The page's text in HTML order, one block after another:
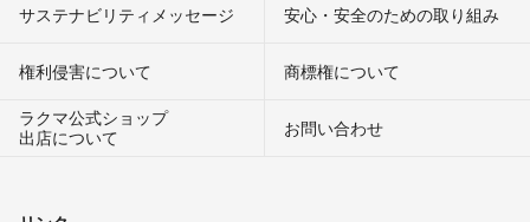
サステナビリティメッセージ 安心・安全のための取り組み
権利侵害について
商標権について
ラクマ公式ショップ
出店について
お問い合わせ